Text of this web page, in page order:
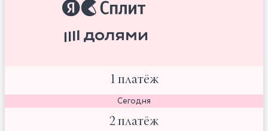
1 платёж
Сегодня
2 платёж